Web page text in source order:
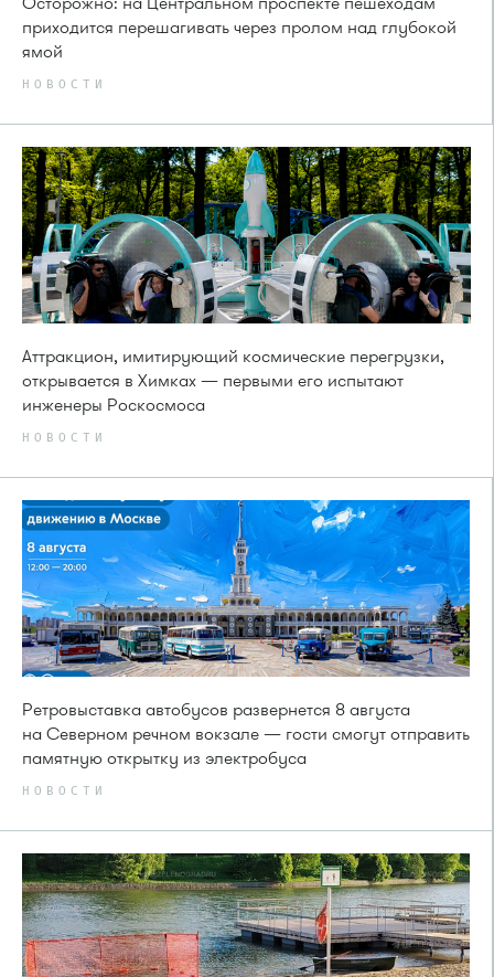
приходится перешагивать через пролом над глубокой
ямой
НОВОСТИ
Аттракцион, имитирующий космические перегрузки,
открывается в Химках — первыми его испытают
инженеры Роскосмоса
НОВОСТИ
Ретровыставка автобусов развернется 8 августа
на Северном речном вокзале — гости смогут отправить
памятную открытку из электробуса
НОВОСТИ